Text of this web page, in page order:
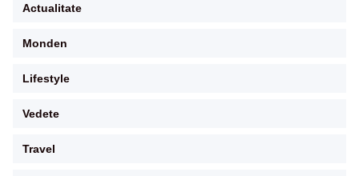
Actualitate
Monden
Lifestyle
Vedete
Travel